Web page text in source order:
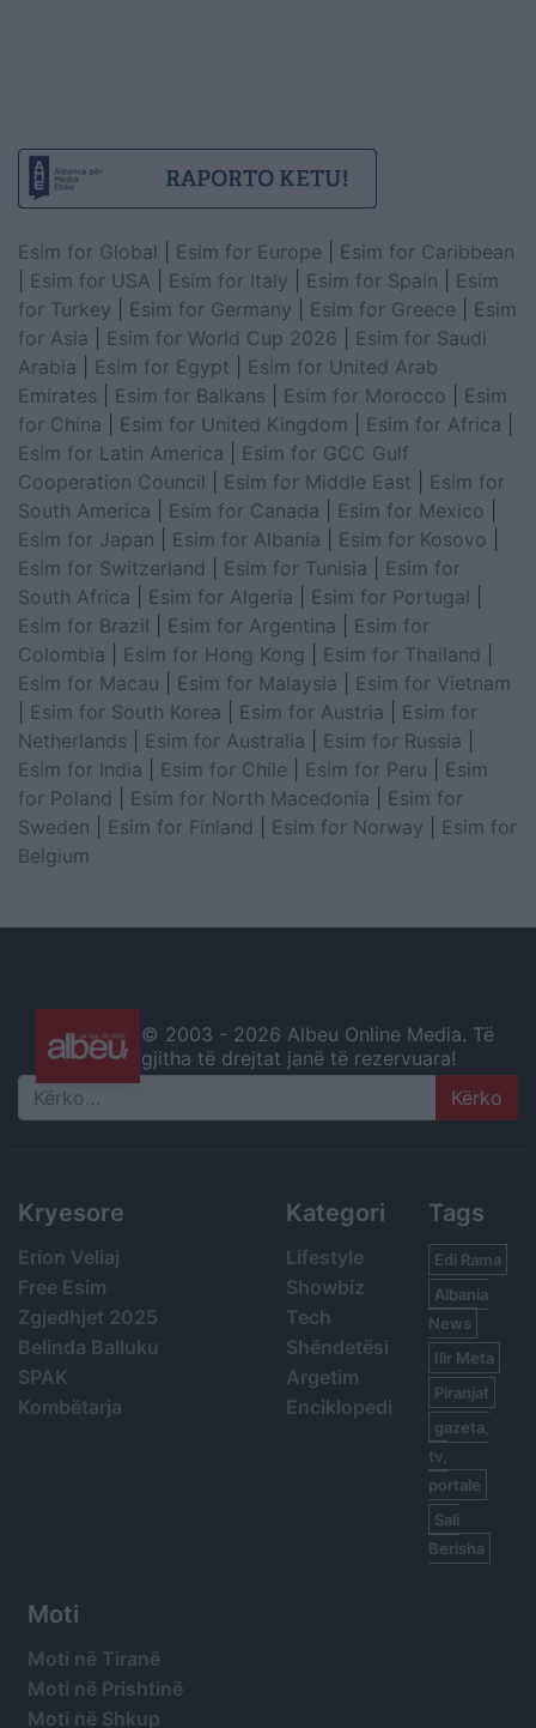
Esim for Global Esim for Europe
Esim for Caribbean
Esim for USA Esim for Italy Esim for Spain
Esim
for Turkey
Esim for Germany Esim for Greece
Esim
for Asia
Esim for World Cup 2026
Esim for Saudi
Arabia
Esim for Egypt
Esim for United Arab
Emirates
Esim for Balkans Esim for Morocco
Esim
for China
Esim for United Kingdom Esim for Africa
Esim for Latin America
Esim for GCC Gulf
Cooperation Council
Esim for Middle East
Esim for
South America
Esim for Canada Esim for Mexico
Esim for Japan
Esim for Albania Esim for Kosovo
Esim for Switzerland
Esim for Tunisia
Esim for
South Africa
Esim for Algeria Esim for Portugal
Esim for Brazil
Esim for Argentina
Esim for
Colombia
Esim for Hong Kong Esim for Thailand
Esim for Macau
Esim for Malaysia
Esim for Vietnam
Esim for South Korea Esim for Austria
Esim for
Netherlands
Esim for Australia Esim for Russia
Esim for India
Esim for Chile Esim for Peru
Esim
for Poland
Esim for North Macedonia
Esim for
Sweden
Esim for Finland Esim for Norway
Esim for
Belgium
© 2003 - 2026 Albeu Online Media. Të
gjitha të drejtat janë të rezervuara!
Search
Kryesore
Erion Veliaj
Free Esim
Zgjedhjet 2025
Belinda Balluku
SPAK
Kombëtarja
Kategori
Lifestyle
Showbiz
Tech
Shëndetësi
Argetim
Enciklopedi
Tags
Edi Rama
Albania
News
Ilir Meta
Piranjat
gazeta,
tv,
portale
Sali
Berisha
Moti
Moti në Tiranë
Moti në Prishtinë
Moti në Shkup